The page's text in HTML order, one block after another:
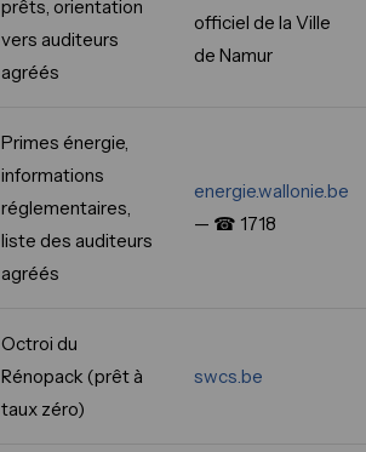
prêts, orientation
vers auditeurs
agréés
officiel de la Ville
de Namur
Primes énergie,
informations
réglementaires,
liste des auditeurs
agréés
energie.wallonie.be
— ☎ 1718
Octroi du
Rénopack (prêt à
taux zéro)
swcs.be